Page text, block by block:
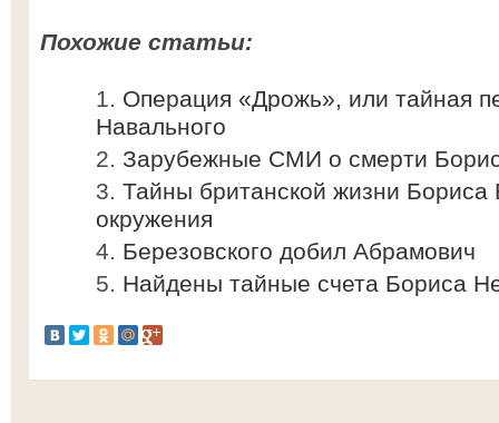
Похожие статьи:
Операция «Дрожь», или тайная
Навального
Зарубежные СМИ о смерти
Тайны британской жизни Бориса
окружения
Березовского добил Абрамович
Найдены тайные счета Бориса